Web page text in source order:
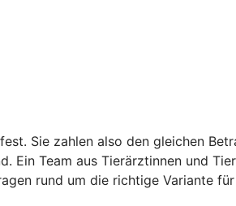
Sie zahlen also den gleichen
Team aus Tierärztinnen und
rund um die richtige Variante